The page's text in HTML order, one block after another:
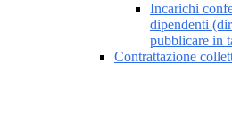
Incarichi
dipendenti
pubblicare in
Contrattazione